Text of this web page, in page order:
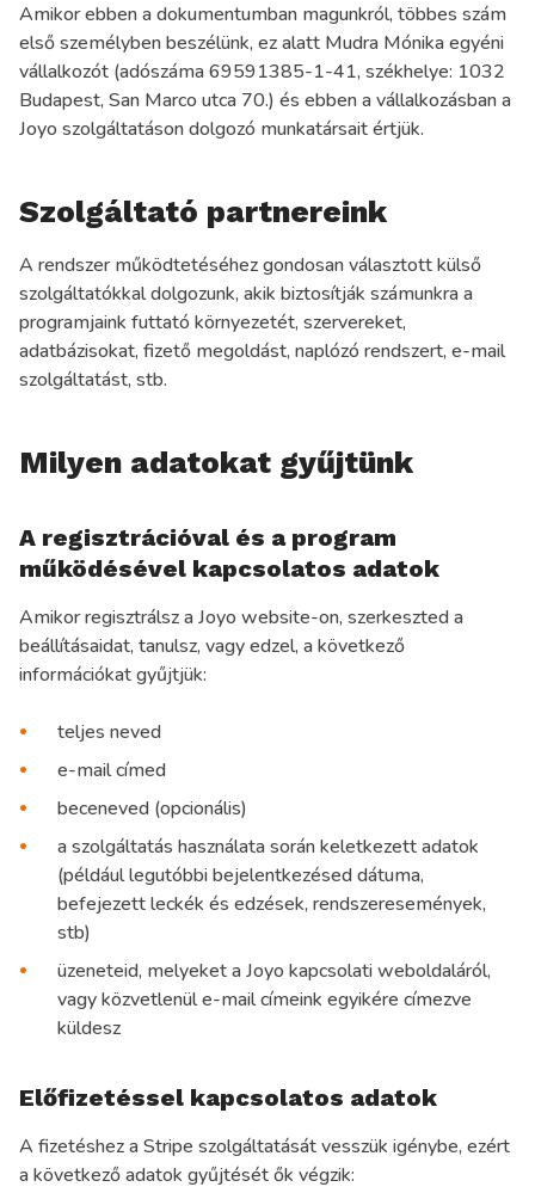
Amikor ebben a dokumentumban magunkról, többes szám
első személyben beszélünk, ez alatt Mudra Mónika egyéni
vállalkozót (adószáma 69591385-1-41, székhelye: 1032
Budapest, San Marco utca 70.) és ebben a vállalkozásban a
Joyo szolgáltatáson dolgozó munkatársait értjük.
Szolgáltató partnereink
A rendszer működtetéséhez gondosan választott külső
szolgáltatókkal dolgozunk, akik biztosítják számunkra a
programjaink futtató környezetét, szervereket,
adatbázisokat, fizető megoldást, naplózó rendszert, e-mail
szolgáltatást, stb.
Milyen adatokat gyűjtünk
A regisztrációval és a program
működésével kapcsolatos adatok
Amikor regisztrálsz a Joyo website-on, szerkeszted a
beállításaidat, tanulsz, vagy edzel, a következő
információkat gyűjtjük:
teljes neved
e-mail címed
beceneved (opcionális)
a szolgáltatás használata során keletkezett adatok
(például legutóbbi bejelentkezésed dátuma,
befejezett leckék és edzések, rendszeresemények,
stb)
üzeneteid, melyeket a Joyo kapcsolati weboldaláról,
vagy közvetlenül e-mail címeink egyikére címezve
küldesz
Előfizetéssel kapcsolatos adatok
A fizetéshez a Stripe szolgáltatását vesszük igénybe, ezért
a következő adatok gyűjtését ők végzik: